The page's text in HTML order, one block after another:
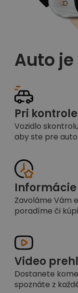
Auto
Pri
Vozidlo
aby ste pre
Zavoláme Vám
poradíme či
Video
Dostanete
spoznáte z